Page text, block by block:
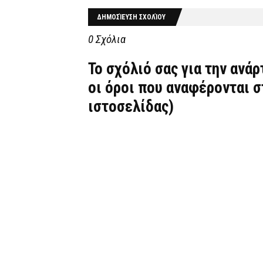
ΔΗΜΟΣΊΕΥΣΗ ΣΧΟΛΊΟΥ
0 Σχόλια
Το σχόλιό σας για την
οι όροι που αναφέρονται
ιστοσελίδας)